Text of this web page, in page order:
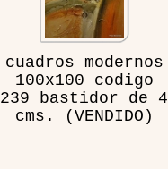
cuadros modernos
100x100 codigo
239 bastidor de 4
cms. (VENDIDO)